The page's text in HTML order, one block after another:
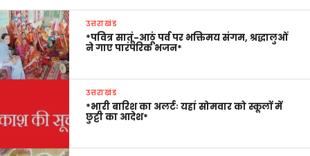
उत्तराखंड
*पवित्र सातूं-आठूं पर्व पर भक्तिमय संगम, श्रद्धालुओं
ने गाए पारंपरिक भजन*
उत्तराखंड
*भारी बारिश का अलर्टः यहां सोमवार को स्कूलों में
छुट्टी का आदेश*